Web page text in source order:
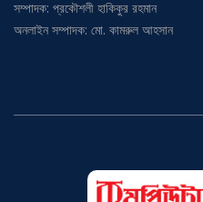
অনলাইন সম্পাদক: মো. কামরুল আহসান